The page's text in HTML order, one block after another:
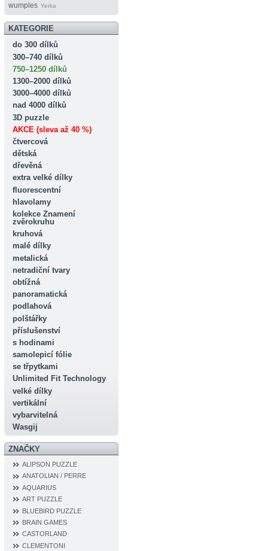
wumples Yerka
KATEGORIE
do 300 dílků
300–740 dílků
750–1250 dílků
1300–2000 dílků
3000–4000 dílků
nad 4000 dílků
3D puzzle
AKCE (sleva až 40 %)
čtvercová
dětská
dřevěná
extra velké dílky
fluorescentní
hlavolamy
kolekce Znamení
zvěrokruhu
kruhová
malé dílky
metalická
netradiční tvary
obtížná
panoramatická
podlahová
polštářky
příslušenství
s hodinami
samolepicí fólie
se třpytkami
Unlimited Fit Technology
velké dílky
vertikální
vybarvitelná
Wasgij
ZNAČKY
ALIPSON PUZZLE
ANATOLIAN / PERRE
AQUARIUS
ART PUZZLE
BLUEBIRD PUZZLE
BRAIN GAMES
CASTORLAND
CLEMENTONI